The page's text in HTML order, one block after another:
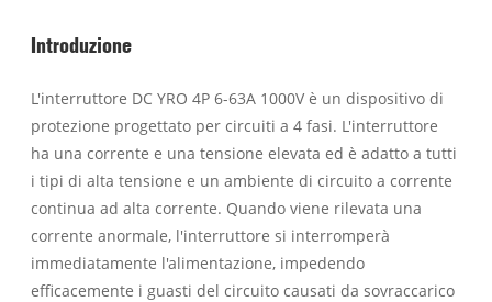
Introduzione
L'interruttore DC YRO 4P 6-63A 1000V è un dispositivo di
protezione progettato per circuiti a 4 fasi. L'interruttore
ha una corrente e una tensione elevata ed è adatto a tutti
i tipi di alta tensione e un ambiente di circuito a corrente
continua ad alta corrente. Quando viene rilevata una
corrente anormale, l'interruttore si interromperà
immediatamente l'alimentazione, impedendo
efficacemente i guasti del circuito causati da sovraccarico